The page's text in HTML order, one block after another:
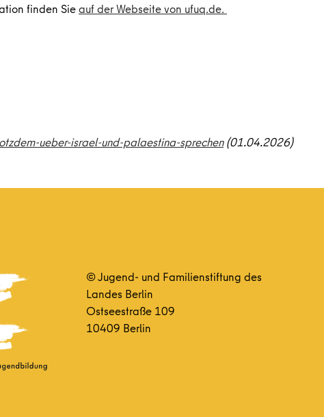
finden Sieauf der Webseite von ufuq.de.
ueber-israel-und-palaestina-sprechen(01.04.2026)
© Jugend- und Familienstiftung des
Landes Berlin
Ostseestraße 109
10409 Berlin